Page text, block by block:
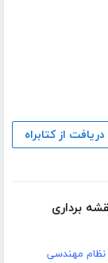
دریافت از کتابراه
نظام مهندسی